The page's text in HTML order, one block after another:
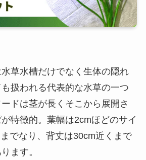
草水槽だけでなく生体の隠れ
扱われる代表的な水草の一つ
ドは茎が長くそこから展開さ
特徴的。葉幅は2cmほどのサイ
でなり、背丈は30cm近くまで
ます。